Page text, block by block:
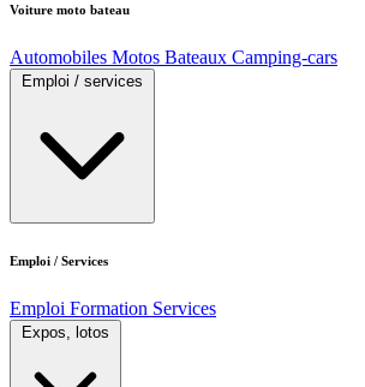
Voiture moto bateau
Automobiles Motos Bateaux Camping-cars
Emploi / services
Emploi / Services
Emploi Formation Services
Expos, lotos